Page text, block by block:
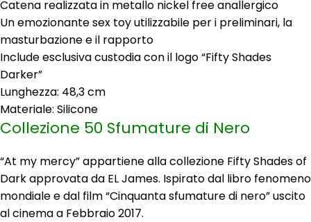
Catena realizzata in metallo nickel free anallergico
Un emozionante sex toy utilizzabile per i preliminari, la
masturbazione e il rapporto
Include esclusiva custodia con il logo “Fifty Shades
Darker”
Lunghezza: 48,3 cm
Materiale: Silicone
Collezione 50 Sfumature di Nero
“At my mercy” appartiene alla collezione Fifty Shades of
Dark approvata da EL James. Ispirato dal libro fenomeno
mondiale e dal film “Cinquanta sfumature di nero” uscito
al cinema a Febbraio 2017.